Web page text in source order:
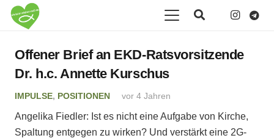
Offener Brief an EKD-Ratsvorsitzende
Dr. h.c. Annette Kurschus
IMPULSE, POSITIONEN vor 4 Jahren
Angelika Fiedler: Ist es nicht eine Aufgabe von Kirche,
Spaltung entgegen zu wirken? Und verstärkt eine 2G-